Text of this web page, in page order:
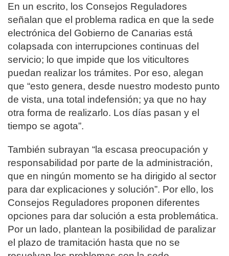
En un escrito, los Consejos Reguladores
señalan que el problema radica en que la sede
electrónica del Gobierno de Canarias está
colapsada con interrupciones continuas del
servicio; lo que impide que los viticultores
puedan realizar los trámites. Por eso, alegan
que “esto genera, desde nuestro modesto punto
de vista, una total indefensión; ya que no hay
otra forma de realizarlo. Los días pasan y el
tiempo se agota”.
También subrayan “la escasa preocupación y
responsabilidad por parte de la administración,
que en ningún momento se ha dirigido al sector
para dar explicaciones y solución”. Por ello, los
Consejos Reguladores proponen diferentes
opciones para dar solución a esta problemática.
Por un lado, plantean la posibilidad de paralizar
el plazo de tramitación hasta que no se